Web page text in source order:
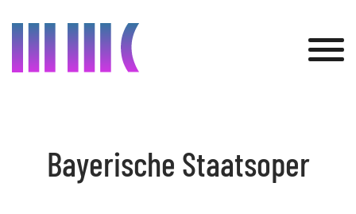
Kunden
Bayerische Staatsoper